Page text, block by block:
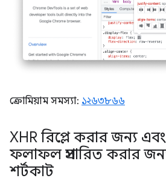
ক্রোমিয়াম সমস্যা: ১২৬৩৮৬৬
XHR রিপ্লে করার জন্য
ফলাফল প্রসারিত করার
শর্টকাট